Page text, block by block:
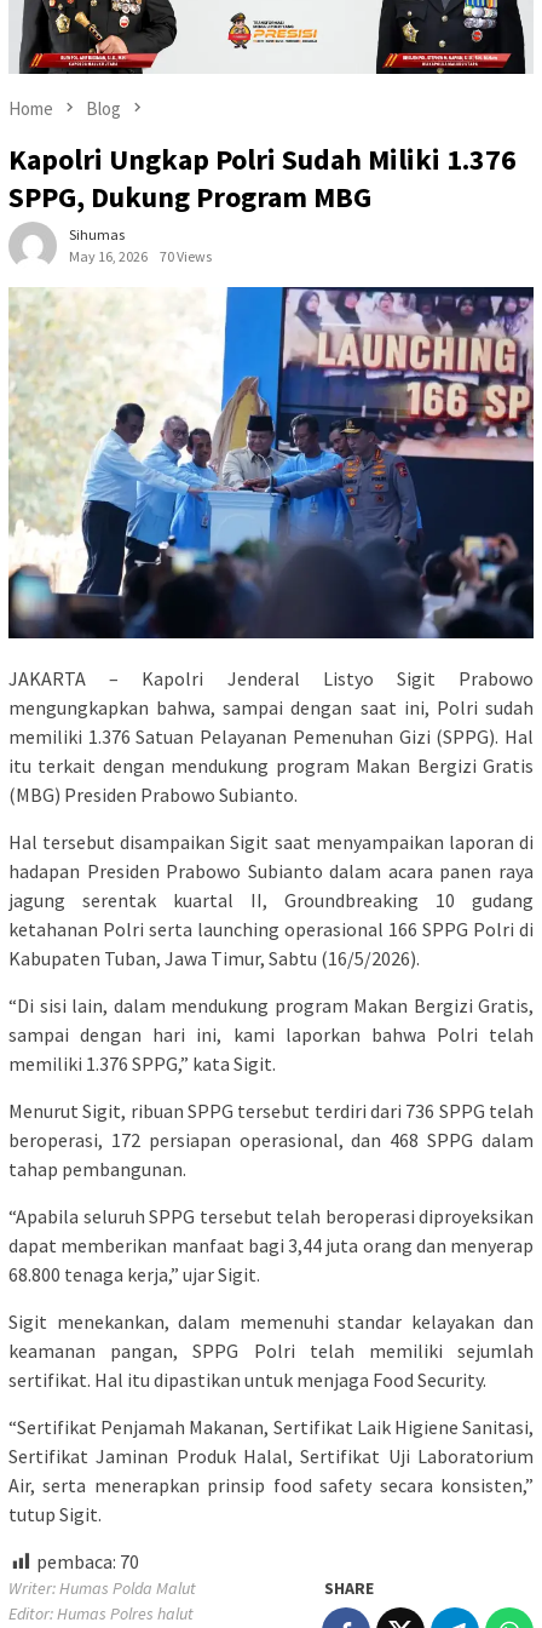
Home Blog
Kapolri Ungkap Polri Sudah Miliki 1.376
SPPG, Dukung Program MBG
Sihumas
May 16, 2026
70 Views
JAKARTA – Kapolri Jenderal Listyo Sigit Prabowo
mengungkapkan bahwa, sampai dengan saat ini, Polri sudah
memiliki 1.376 Satuan Pelayanan Pemenuhan Gizi (SPPG). Hal
itu terkait dengan mendukung program Makan Bergizi Gratis
(MBG) Presiden Prabowo Subianto.
Hal tersebut disampaikan Sigit saat menyampaikan laporan di
hadapan Presiden Prabowo Subianto dalam acara panen raya
jagung serentak kuartal II, Groundbreaking 10 gudang
ketahanan Polri serta launching operasional 166 SPPG Polri di
Kabupaten Tuban, Jawa Timur, Sabtu (16/5/2026).
“Di sisi lain, dalam mendukung program Makan Bergizi Gratis,
sampai dengan hari ini, kami laporkan bahwa Polri telah
memiliki 1.376 SPPG,” kata Sigit.
Menurut Sigit, ribuan SPPG tersebut terdiri dari 736 SPPG telah
beroperasi, 172 persiapan operasional, dan 468 SPPG dalam
tahap pembangunan.
“Apabila seluruh SPPG tersebut telah beroperasi diproyeksikan
dapat memberikan manfaat bagi 3,44 juta orang dan menyerap
68.800 tenaga kerja,” ujar Sigit.
Sigit menekankan, dalam memenuhi standar kelayakan dan
keamanan pangan, SPPG Polri telah memiliki sejumlah
sertifikat. Hal itu dipastikan untuk menjaga Food Security.
“Sertifikat Penjamah Makanan, Sertifikat Laik Higiene Sanitasi,
Sertifikat Jaminan Produk Halal, Sertifikat Uji Laboratorium
Air, serta menerapkan prinsip food safety secara konsisten,”
tutup Sigit.
pembaca: 70
Writer: Humas Polda Malut
Editor: Humas Polres halut
SHARE